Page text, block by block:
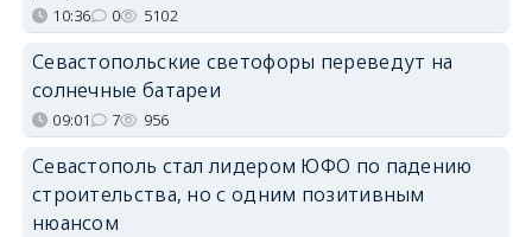
10:36 0 5102
Севастопольские светофоры переведут на
солнечные батареи
09:01 7 956
Севастополь стал лидером ЮФО по падению
строительства, но с одним позитивным
нюансом